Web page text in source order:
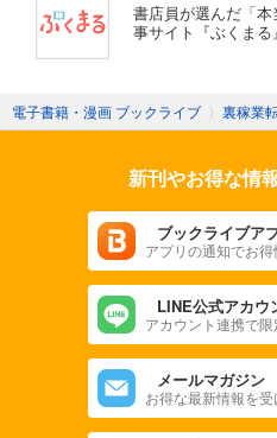
書店員が選んだ「
事サイト『ぶくまる』
電子書籍・漫画 ブックライブ 〉 裏稼業
新刊やお得な情
ブックライブア
アプリの通知でお
LINE公式アカウ
アカウント連携で
メールマガジン
お得な最新情報を受